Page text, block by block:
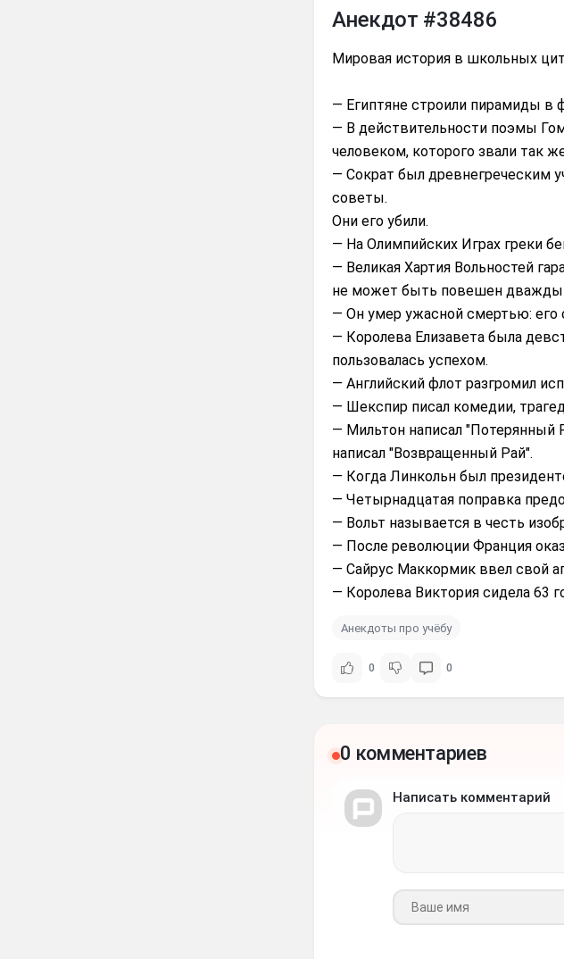
Анекдот #38486
Мировая история в школьных
— Египтяне строили пирамиды в
— В действительности поэмы
человеком, которого звали так
— Сократ был древнегреческим
советы.
Они его убили.
— На Олимпийских Играх греки
— Великая Хартия Вольностей
не может быть повешен дважды
— Он умер ужасной смертью: его
— Королева Елизавета была
пользовалась успехом.
— Английский флот разгромил
— Шекспир писал комедии,
— Мильтон написал "Потерянный
написал "Возвращенный Рай".
— Когда Линкольн был
— Четырнадцатая поправка
— Вольт называется в честь
— После революции Франция
— Сайрус Маккормик ввел свой
— Королева Виктория сидела 63
Анекдоты про учёбу
0 0
0 комментариев
Написать комментарий
Ваше имя